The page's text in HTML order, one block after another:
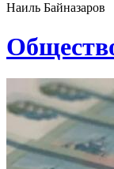
Наиль Байназаров